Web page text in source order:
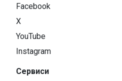
Facebook
X
YouTube
Instagram
Сервиси